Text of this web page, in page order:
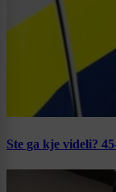
Ste ga kje videli?